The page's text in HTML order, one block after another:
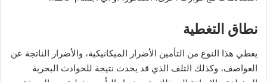
نطاق التغطية
يغطي هذا النوع من التأمين الأضرار الميكانيكية، والأضرار الناتجة عن
العواصف، وكذلك التلف الذي قد يحدث نتيجة للحوادث البحرية